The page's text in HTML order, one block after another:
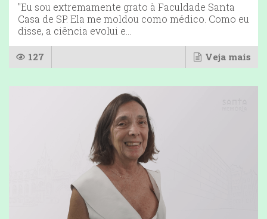
"Eu sou extremamente grato à Faculdade Santa
Casa de SP. Ela me moldou como médico. Como eu
disse, a ciência evolui e...
127 Veja mais